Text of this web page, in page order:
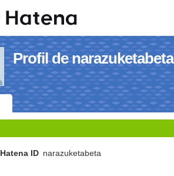
Profil de narazuketabeta
Hatena ID narazuketabeta